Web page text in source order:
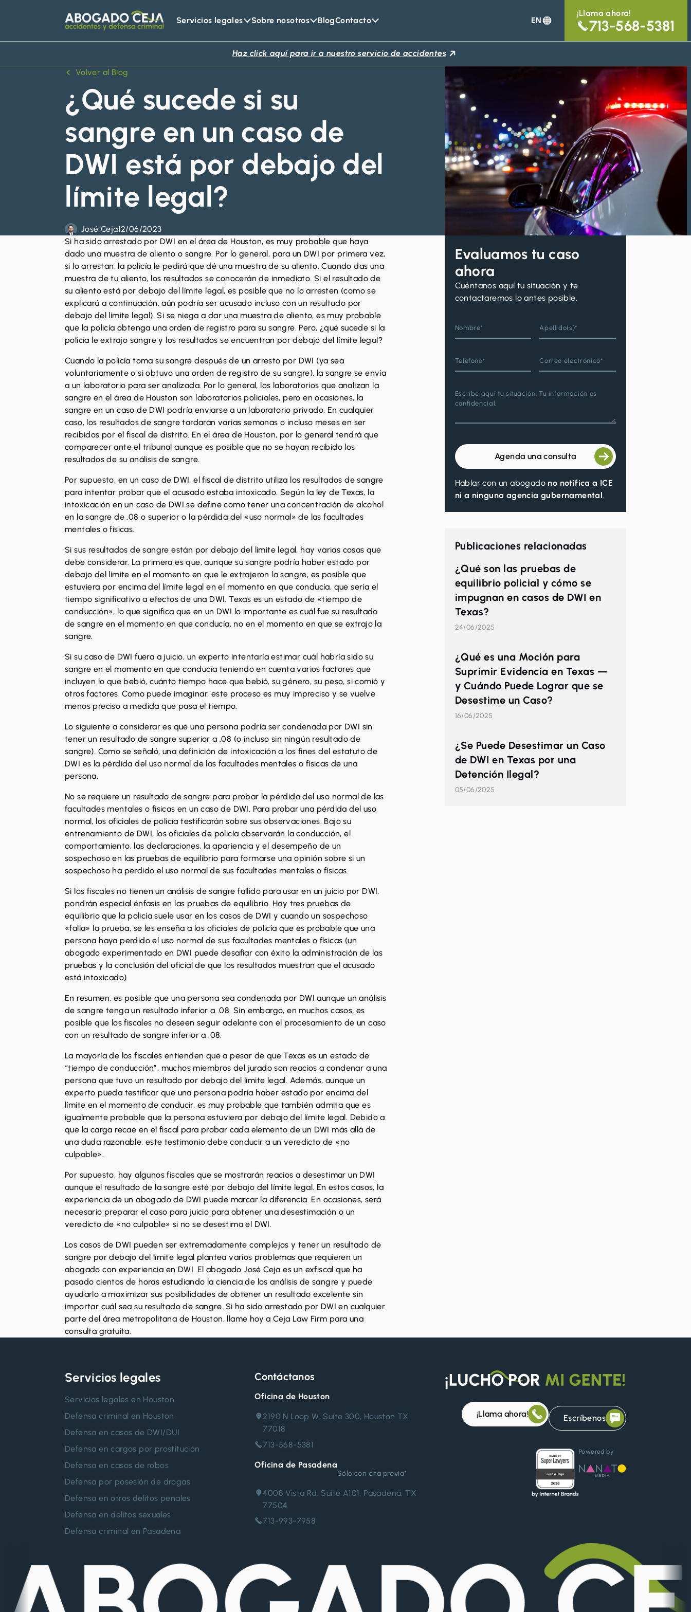
Abogado
Servicios legales Sobre nosotros BlogContacto EN
¡Llama ahora!
713-568-5381
Haz click aquí para ir a nuestro servicio de accidentes
Volver al Blog
¿Qué sucede si su
sangre en un caso de
DWI está por debajo del
límite legal?
José Ceja12/06/2023
Si ha sido arrestado por DWI en el área de Houston, es muy probable que haya
dado una muestra de aliento o sangre. Por lo general, para un DWI por primera vez,
si lo arrestan, la policía le pedirá que dé una muestra de su aliento. Cuando das una
muestra de tu aliento, los resultados se conocerán de inmediato. Si el resultado de
su aliento está por debajo del límite legal, es posible que no lo arresten (como se
explicará a continuación, aún podría ser acusado incluso con un resultado por
debajo del límite legal). Si se niega a dar una muestra de aliento, es muy probable
que la policía obtenga una orden de registro para su sangre. Pero, ¿qué sucede si la
policía le extrajo sangre y los resultados se encuentran por debajo del límite legal?
Cuando la policía toma su sangre después de un arresto por DWI (ya sea
voluntariamente o si obtuvo una orden de registro de su sangre), la sangre se envía
a un laboratorio para ser analizada. Por lo general, los laboratorios que analizan la
sangre en el área de Houston son laboratorios policiales, pero en ocasiones, la
sangre en un caso de DWI podría enviarse a un laboratorio privado. En cualquier
caso, los resultados de sangre tardarán varias semanas o incluso meses en ser
recibidos por el fiscal de distrito. En el área de Houston, por lo general tendrá que
comparecer ante el tribunal aunque es posible que no se hayan recibido los
resultados de su análisis de sangre.
Por supuesto, en un caso de DWI, el fiscal de distrito utiliza los resultados de sangre
para intentar probar que el acusado estaba intoxicado. Según la ley de Texas, la
intoxicación en un caso de DWI se define como tener una concentración de alcohol
en la sangre de .08 o superior o la pérdida del «uso normal» de las facultades
mentales o físicas.
Si sus resultados de sangre están por debajo del límite legal, hay varias cosas que
debe considerar. La primera es que, aunque su sangre podría haber estado por
debajo del límite en el momento en que le extrajeron la sangre, es posible que
estuviera por encima del límite legal en el momento en que conducía, que sería el
tiempo significativo a efectos de una DWI. Texas es un estado de «tiempo de
conducción», lo que significa que en un DWI lo importante es cuál fue su resultado
de sangre en el momento en que conducía, no en el momento en que se extrajo la
sangre.
Si su caso de DWI fuera a juicio, un experto intentaría estimar cuál habría sido su
sangre en el momento en que conducía teniendo en cuenta varios factores que
incluyen lo que bebió, cuánto tiempo hace que bebió, su género, su peso, si comió y
otros factores. Como puede imaginar, este proceso es muy impreciso y se vuelve
menos preciso a medida que pasa el tiempo.
Lo siguiente a considerar es que una persona podría ser condenada por DWI sin
tener un resultado de sangre superior a .08 (o incluso sin ningún resultado de
sangre). Como se señaló, una definición de intoxicación a los fines del estatuto de
DWI es la pérdida del uso normal de las facultades mentales o físicas de una
persona.
No se requiere un resultado de sangre para probar la pérdida del uso normal de las
facultades mentales o físicas en un caso de DWI. Para probar una pérdida del uso
normal, los oficiales de policía testificarán sobre sus observaciones. Bajo su
entrenamiento de DWI, los oficiales de policía observarán la conducción, el
comportamiento, las declaraciones, la apariencia y el desempeño de un
sospechoso en las pruebas de equilibrio para formarse una opinión sobre si un
sospechoso ha perdido el uso normal de sus facultades mentales o físicas.
Si los fiscales no tienen un análisis de sangre fallido para usar en un juicio por DWI,
pondrán especial énfasis en las pruebas de equilibrio. Hay tres pruebas de
equilibrio que la policía suele usar en los casos de DWI y cuando un sospechoso
«falla» la prueba, se les enseña a los oficiales de policía que es probable que una
persona haya perdido el uso normal de sus facultades mentales o físicas (un
abogado experimentado en DWI puede desafiar con éxito la administración de las
pruebas y la conclusión del oficial de que los resultados muestran que el acusado
está intoxicado).
En resumen, es posible que una persona sea condenada por DWI aunque un análisis
de sangre tenga un resultado inferior a .08. Sin embargo, en muchos casos, es
posible que los fiscales no deseen seguir adelante con el procesamiento de un caso
con un resultado de sangre inferior a .08.
La mayoría de los fiscales entienden que a pesar de que Texas es un estado de
“tiempo de conducción”, muchos miembros del jurado son reacios a condenar a una
persona que tuvo un resultado por debajo del límite legal. Además, aunque un
experto pueda testificar que una persona podría haber estado por encima del
límite en el momento de conducir, es muy probable que también admita que es
igualmente probable que la persona estuviera por debajo del límite legal. Debido a
que la carga recae en el fiscal para probar cada elemento de un DWI más allá de
una duda razonable, este testimonio debe conducir a un veredicto de «no
culpable».
Por supuesto, hay algunos fiscales que se mostrarán reacios a desestimar un DWI
aunque el resultado de la sangre esté por debajo del límite legal. En estos casos, la
experiencia de un abogado de DWI puede marcar la diferencia. En ocasiones, será
necesario preparar el caso para juicio para obtener una desestimación o un
veredicto de «no culpable» si no se desestima el DWI.
Los casos de DWI pueden ser extremadamente complejos y tener un resultado de
sangre por debajo del límite legal plantea varios problemas que requieren un
abogado con experiencia en DWI. El abogado José Ceja es un exfiscal que ha
pasado cientos de horas estudiando la ciencia de los análisis de sangre y puede
ayudarlo a maximizar sus posibilidades de obtener un resultado excelente sin
importar cuál sea su resultado de sangre. Si ha sido arrestado por DWI en cualquier
parte del área metropolitana de Houston, llame hoy a Ceja Law Firm para una
consulta gratuita.
Evaluamos tu caso
ahora
Cuéntanos aquí tu situación y te
contactaremos lo antes posible.
Nombre* Apellido(s)*
Teléfono* Correo electrónico*
Escribe aquí tu situación. Tu información es
confidencial.
Agenda una consulta
Hablar con un abogado no notifica a ICE
ni a ninguna agencia gubernamental.
Publicaciones relacionadas
¿Qué son las pruebas de
equilibrio policial y cómo se
impugnan en casos de DWI en
Texas?
24/06/2025
¿Qué es una Moción para
Suprimir Evidencia en Texas —
y Cuándo Puede Lograr que se
Desestime un Caso?
16/06/2025
¿Se Puede Desestimar un Caso
de DWI en Texas por una
Detención Ilegal?
05/06/2025
Servicios legales
Servicios legales en Houston
Defensa criminal en Houston
Defensa en casos de DWI/DUI
Defensa en cargos por prostitución
Defensa en casos de robos
Defensa por posesión de drogas
Defensa en otros delitos penales
Defensa en delitos sexuales
Defensa criminal en Pasadena
Contáctanos
Oficina de Houston
2190 N Loop W, Suite 300, Houston TX
77018
713-568-5381
Oficina de Pasadena
Sólo con cita previa*
4008 Vista Rd. Suite A101, Pasadena, TX
77504
713-993-7958
¡Llama ahora! Escríbenos
Powered by